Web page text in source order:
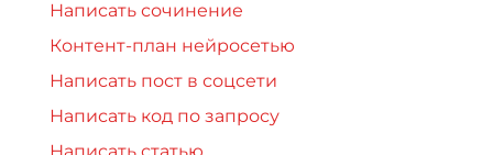
Написать сочинение
Контент-план нейросетью
Написать пост в соцсети
Написать код по запросу
Написать статью